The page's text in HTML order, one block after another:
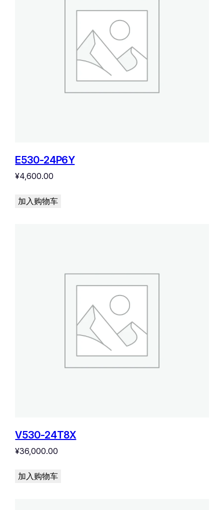
E530-24P6Y
¥4,600.00
加入购物车
V530-24T8X
¥36,000.00
加入购物车